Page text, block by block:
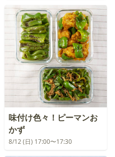
味付け色々！ピーマンお
かず
8/12 (日) 17:00〜17:30